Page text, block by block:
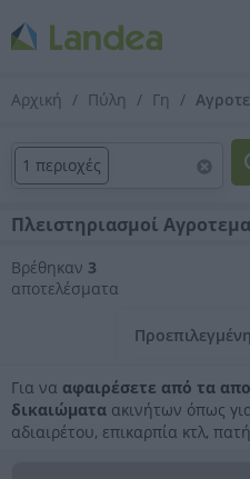
Αρχική Πύλη Γη
1 περιοχές
Πλειστηριασμοί
Βρέθηκαν 3
αποτελέσματα
Για να αφαιρέσετε από τα
δικαιώματα ακινήτων όπως
αδιαιρέτου, επικαρπία κτλ,